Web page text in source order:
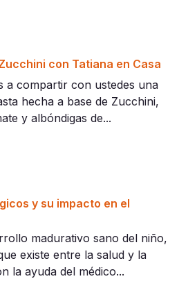
con Tatiana en Casa
a compartir con ustedes una
hecha a base de Zucchini,
y albóndigas de...
y su impacto en el
madurativo sano del niño,
existe entre la salud y la
la ayuda del médico...